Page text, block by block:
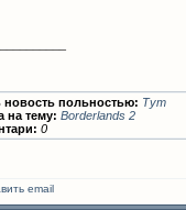
новость польностью: Тут
на тему: Borderlands 2
0